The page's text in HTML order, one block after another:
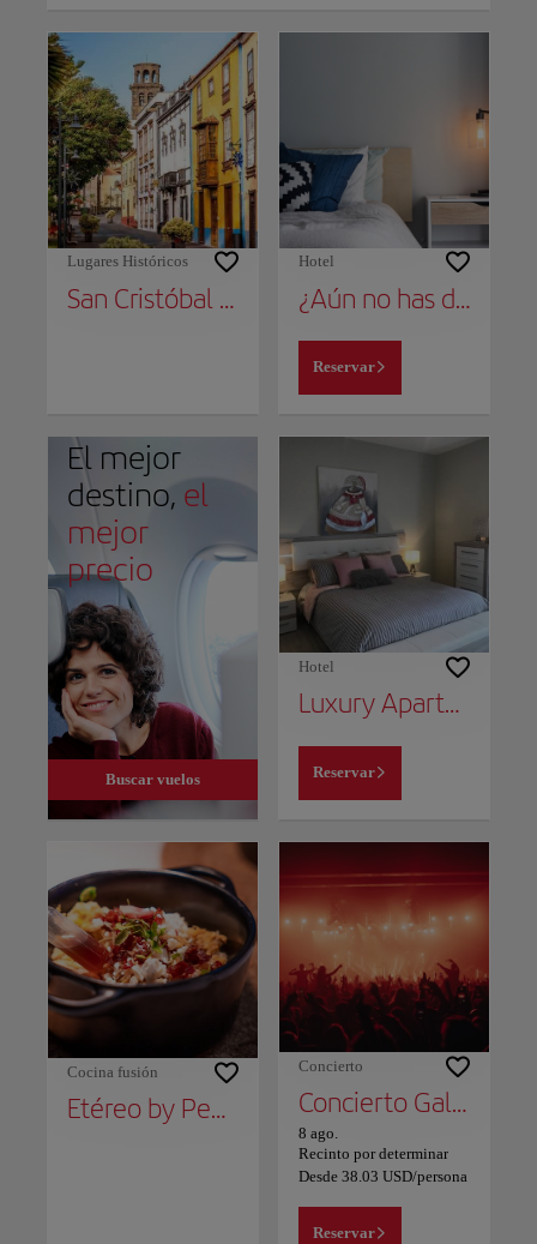
Lugares Históricos
San Cristóbal de la Laguna
Hotel
¿Aún no has decidido dónde alojarte?
Reservar
El mejor
destino, el
mejor
precio
Buscar vuelos
Hotel
Luxury Apartment Beach and Mountain
Reservar
Cocina fusión
Etéreo by Pedro Nel
Concierto
Concierto Galván Real - Gira 10 Aniversario
8 ago.
Recinto por determinar
Desde 38.03 USD/persona
Reservar